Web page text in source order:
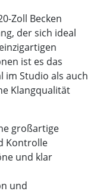
Zoll Becken
der sich ideal
ist es das
im Studio als auch
Klangqualität
großartige
Kontrolle
und klar
und